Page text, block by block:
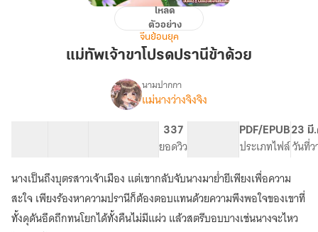
แม่ทัพ
โปรด
โหลด
ตัวอย่าง
จีนย้อนยุค
แม่ทัพเจ้าขาโปรดปรานีข้าด้วย
เรื่อง
เจ้าขา
อย่า
ใจร้าย
นัก
เลย
นามปากกา
แม่นางว่างจิงจิง
337
ยอดวิว
PDF/EPUB
ประเภทไฟล์
23 มี
วันที่ว
นางเป็นถึงบุตรสาวเจ้าเมือง แต่เขากลับจับนางมาย่ำยีเพียงเพื่อความ
สะใจ เพียงร้องหาความปรานีก็ต้องตอบแทนด้วยความพึงพอใจของเขาที่
ทั้งดุดันอึดถึกทนโยกได้ทั้งคืนไม่มีแผ่ว แล้วสตรีบอบบางเช่นนางจะไหว